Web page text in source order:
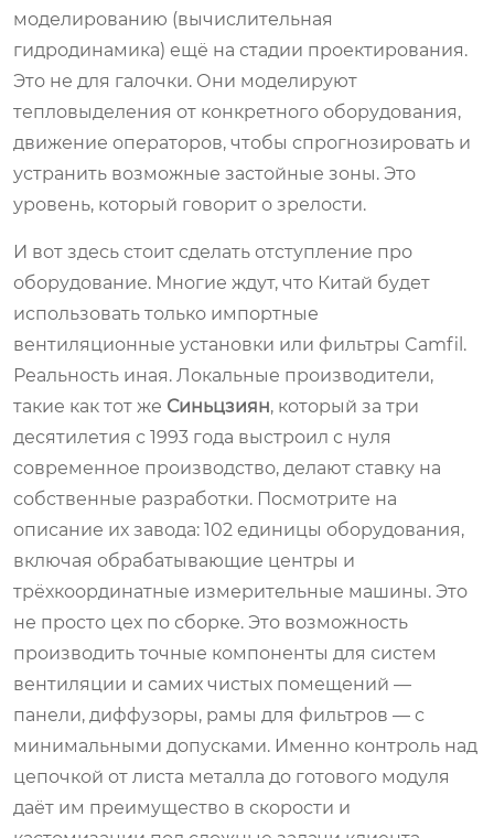
моделированию (вычислительная
гидродинамика) ещё на стадии проектирования.
Это не для галочки. Они моделируют
тепловыделения от конкретного оборудования,
движение операторов, чтобы спрогнозировать и
устранить возможные застойные зоны. Это
уровень, который говорит о зрелости.
И вот здесь стоит сделать отступление про
оборудование. Многие ждут, что Китай будет
использовать только импортные
вентиляционные установки или фильтры Camfil.
Реальность иная. Локальные производители,
такие как тот же Синьцзиян, который за три
десятилетия с 1993 года выстроил с нуля
современное производство, делают ставку на
собственные разработки. Посмотрите на
описание их завода: 102 единицы оборудования,
включая обрабатывающие центры и
трёхкоординатные измерительные машины. Это
не просто цех по сборке. Это возможность
производить точные компоненты для систем
вентиляции и самих чистых помещений —
панели, диффузоры, рамы для фильтров — с
минимальными допусками. Именно контроль над
цепочкой от листа металла до готового модуля
даёт им преимущество в скорости и